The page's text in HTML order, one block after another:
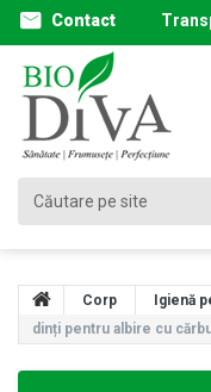
Contact
Corp Igienă
dinți pentru albire cu